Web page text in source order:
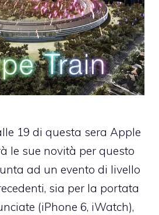
19 di questa sera Apple
le sue novità per questo
ad un evento di livello
sia per la portata
(iPhone 6, iWatch),